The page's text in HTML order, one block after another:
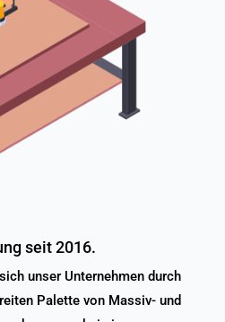
seit 2016.
unser Unternehmen durch
Palette von Massiv- und